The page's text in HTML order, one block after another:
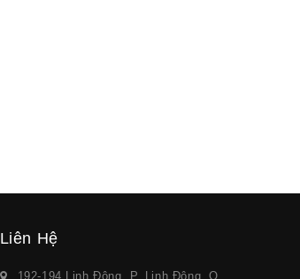
Liên Hệ
192-194 Linh Đông, P. Linh Đông, Q.